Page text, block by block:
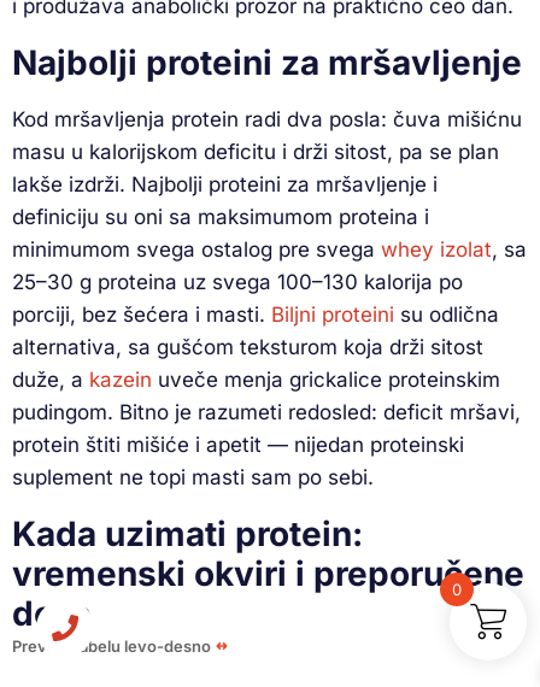
i produžava anabolički prozor na praktično ceo dan.
Najbolji proteini za mršavljenje
Kod mršavljenja protein radi dva posla: čuva mišićnu
masu u kalorijskom deficitu i drži sitost, pa se plan
lakše izdrži. Najbolji proteini za mršavljenje i
definiciju su oni sa maksimumom proteina i
minimumom svega ostalog pre svega whey izolat, sa
25–30 g proteina uz svega 100–130 kalorija po
porciji, bez šećera i masti. Biljni proteini su odlična
alternativa, sa gušćom teksturom koja drži sitost
duže, a kazein uveče menja grickalice proteinskim
pudingom. Bitno je razumeti redosled: deficit mršavi,
protein štiti mišiće i apetit — nijedan proteinski
suplement ne topi masti sam po sebi.
Kada uzimati protein:
vremenski okviri i preporučene
doze
Prevuci tabelu levo-desno
0